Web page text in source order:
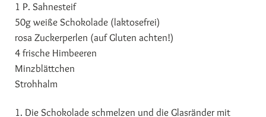
1 P. Sahnesteif
50g weiße Schokolade (laktosefrei)
rosa Zuckerperlen (auf Gluten achten!)
4 frische Himbeeren
Minzblättchen
Strohhalm
1. Die Schokolade schmelzen und die Glasränder mit